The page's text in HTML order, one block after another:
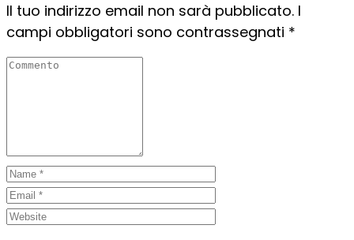
Il tuo indirizzo email non sarà pubblicato. I
campi obbligatori sono contrassegnati *